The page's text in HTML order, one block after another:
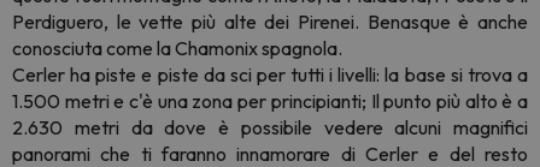
Perdiguero, le vette più alte dei Pirenei. Benasque è anche
conosciuta come la Chamonix spagnola.
Cerler ha piste e piste da sci per tutti i livelli: la base si trova a
1.500 metri e c'è una zona per principianti; Il punto più alto è a
2.630 metri da dove è possibile vedere alcuni magnifici
panorami che ti faranno innamorare di Cerler e del resto